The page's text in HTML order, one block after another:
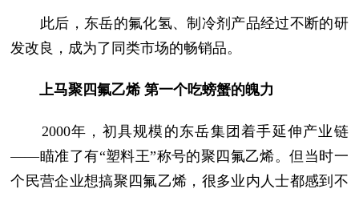
此后，东岳的氟化氢、制冷剂产品经过不断的研
发改良，成为了同类市场的畅销品。
上马聚四氟乙烯 第一个吃螃蟹的魄力
2000年，初具规模的东岳集团着手延伸产业链
——瞄准了有“塑料王”称号的聚四氟乙烯。但当时一
个民营企业想搞聚四氟乙烯，很多业内人士都感到不